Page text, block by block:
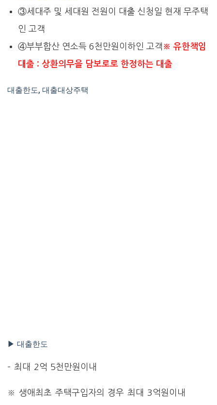
③세대주 및 세대원 전원이 대출 신청일 현재 무주택
인 고객
④부부합산 연소득 6천만원이하인 고객※ 유한책임
대출 : 상환의무을 담보로로 한정하는 대출
대출한도, 대출대상주택
▶ 대출한도
– 최대 2억 5천만원이내
※ 생애최초 주택구입자의 경우 최대 3억원이내